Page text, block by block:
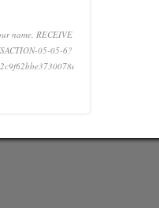
name. RECEIVE
05-05-6?